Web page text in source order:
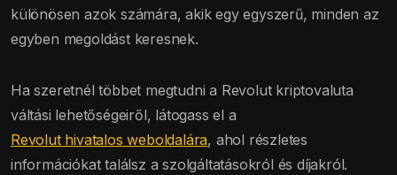
különösen azok számára, akik egy egyszerű, minden az
egyben megoldást keresnek.
Ha szeretnél többet megtudni a Revolut kriptovaluta
váltási lehetőségeiről, látogass el a
Revolut hivatalos weboldalára, ahol részletes
információkat találsz a szolgáltatásokról és díjakról.